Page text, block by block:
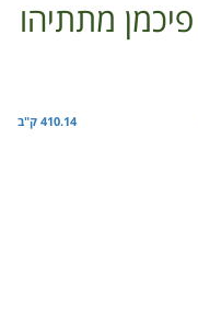
מתתיהו
410.14 ק"ב